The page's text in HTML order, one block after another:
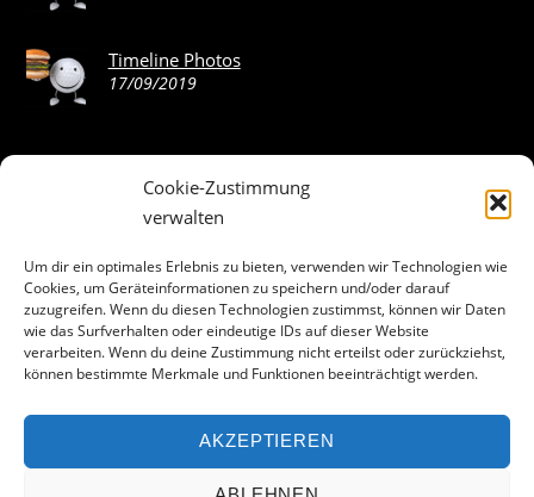
Cookie-Zustimmung
verwalten
Um dir ein optimales Erlebnis zu bieten, verwenden wir Technologien wie
Cookies, um Geräteinformationen zu speichern und/oder darauf
zuzugreifen. Wenn du diesen Technologien zustimmst, können wir Daten
wie das Surfverhalten oder eindeutige IDs auf dieser Website
verarbeiten. Wenn du deine Zustimmung nicht erteilst oder zurückziehst,
können bestimmte Merkmale und Funktionen beeinträchtigt werden.
AKZEPTIEREN
Timeline Photos
17/09/2019
ABOUT THE LANDING THEME…
The Landing theme is a one-page design WordPress theme
that’s focused on getting your audience to follow-through
with your call-to-action. Built to work seamlessly with our
drag & drop Builder plugin, it gives you the ability to
customize the look and feel of your content.